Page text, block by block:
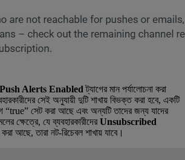
Push Alerts Enabled ট্যাগের মান পর্যালোচনা করা
সেই অনুযায়ী দুটি শাখায় বিভক্ত করা হবে, একটি
“true” সেট করা আছে এবং অন্যটি তাদের জন্য যাদের
ক্ষেত্রে, যে ব্যবহারকারীদেরUnsubscribed
আছে, তারা নট-রিচেবল শাখায় যাবে।